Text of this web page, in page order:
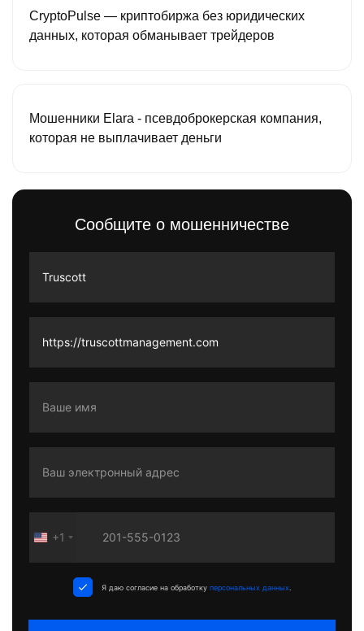
CryptoPulse — криптобиржа без юридических
данных, которая обманывает трейдеров
Мошенники Elara - псевдоброкерская компания,
которая не выплачивает деньги
Сообщите о мошенничестве
United
+1
Я даю согласие на обработку персональных данных